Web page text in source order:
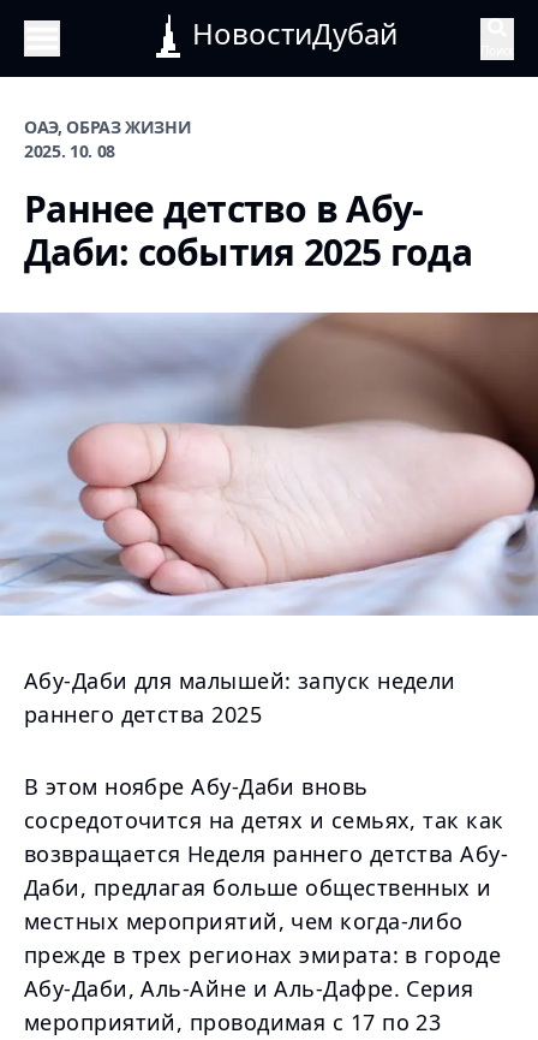
НовостиДубай
ОАЭ, ОБРАЗ ЖИЗНИ
2025. 10. 08
Раннее детство в Абу-
Даби: события 2025 года
Абу-Даби для малышей: запуск недели
раннего детства 2025
В этом ноябре Абу-Даби вновь
сосредоточится на детях и семьях, так как
возвращается Неделя раннего детства Абу-
Даби, предлагая больше общественных и
местных мероприятий, чем когда-либо
прежде в трех регионах эмирата: в городе
Абу-Даби, Аль-Айне и Аль-Дафре. Серия
мероприятий, проводимая с 17 по 23